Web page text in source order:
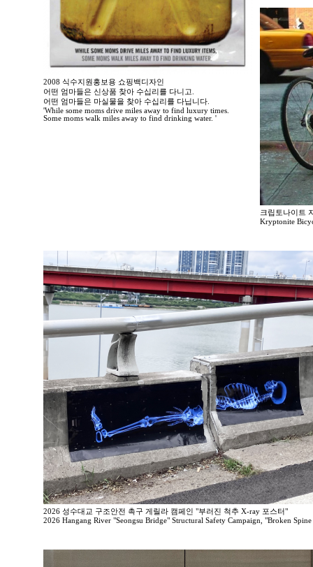
2008 식수지원홍보용 쇼핑백디자인
어떤 엄마들은 신상품 찾아 수십리를 다니고.
어떤 엄마들은 마실물을 찾아 수십리를 다닙니다.
'While some moms drive miles away to find luxury times.
Some moms walk miles away to find drinking water. '
크립토나이트
Kryptonite
2026 성수대교 구조안전 촉구 게릴라 캠페인 "부러진 척추 X-ray 포스터"
2026 Hangang River "Seongsu Bridge" Structural Safety Campaign, "Broken